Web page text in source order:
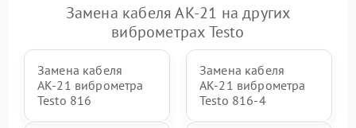
Замена кабеля АК-21 на других
виброметрах Testo
Замена кабеля
АК-21 виброметра
Testo 816
Замена кабеля
АК-21 виброметра
Testo 816-4